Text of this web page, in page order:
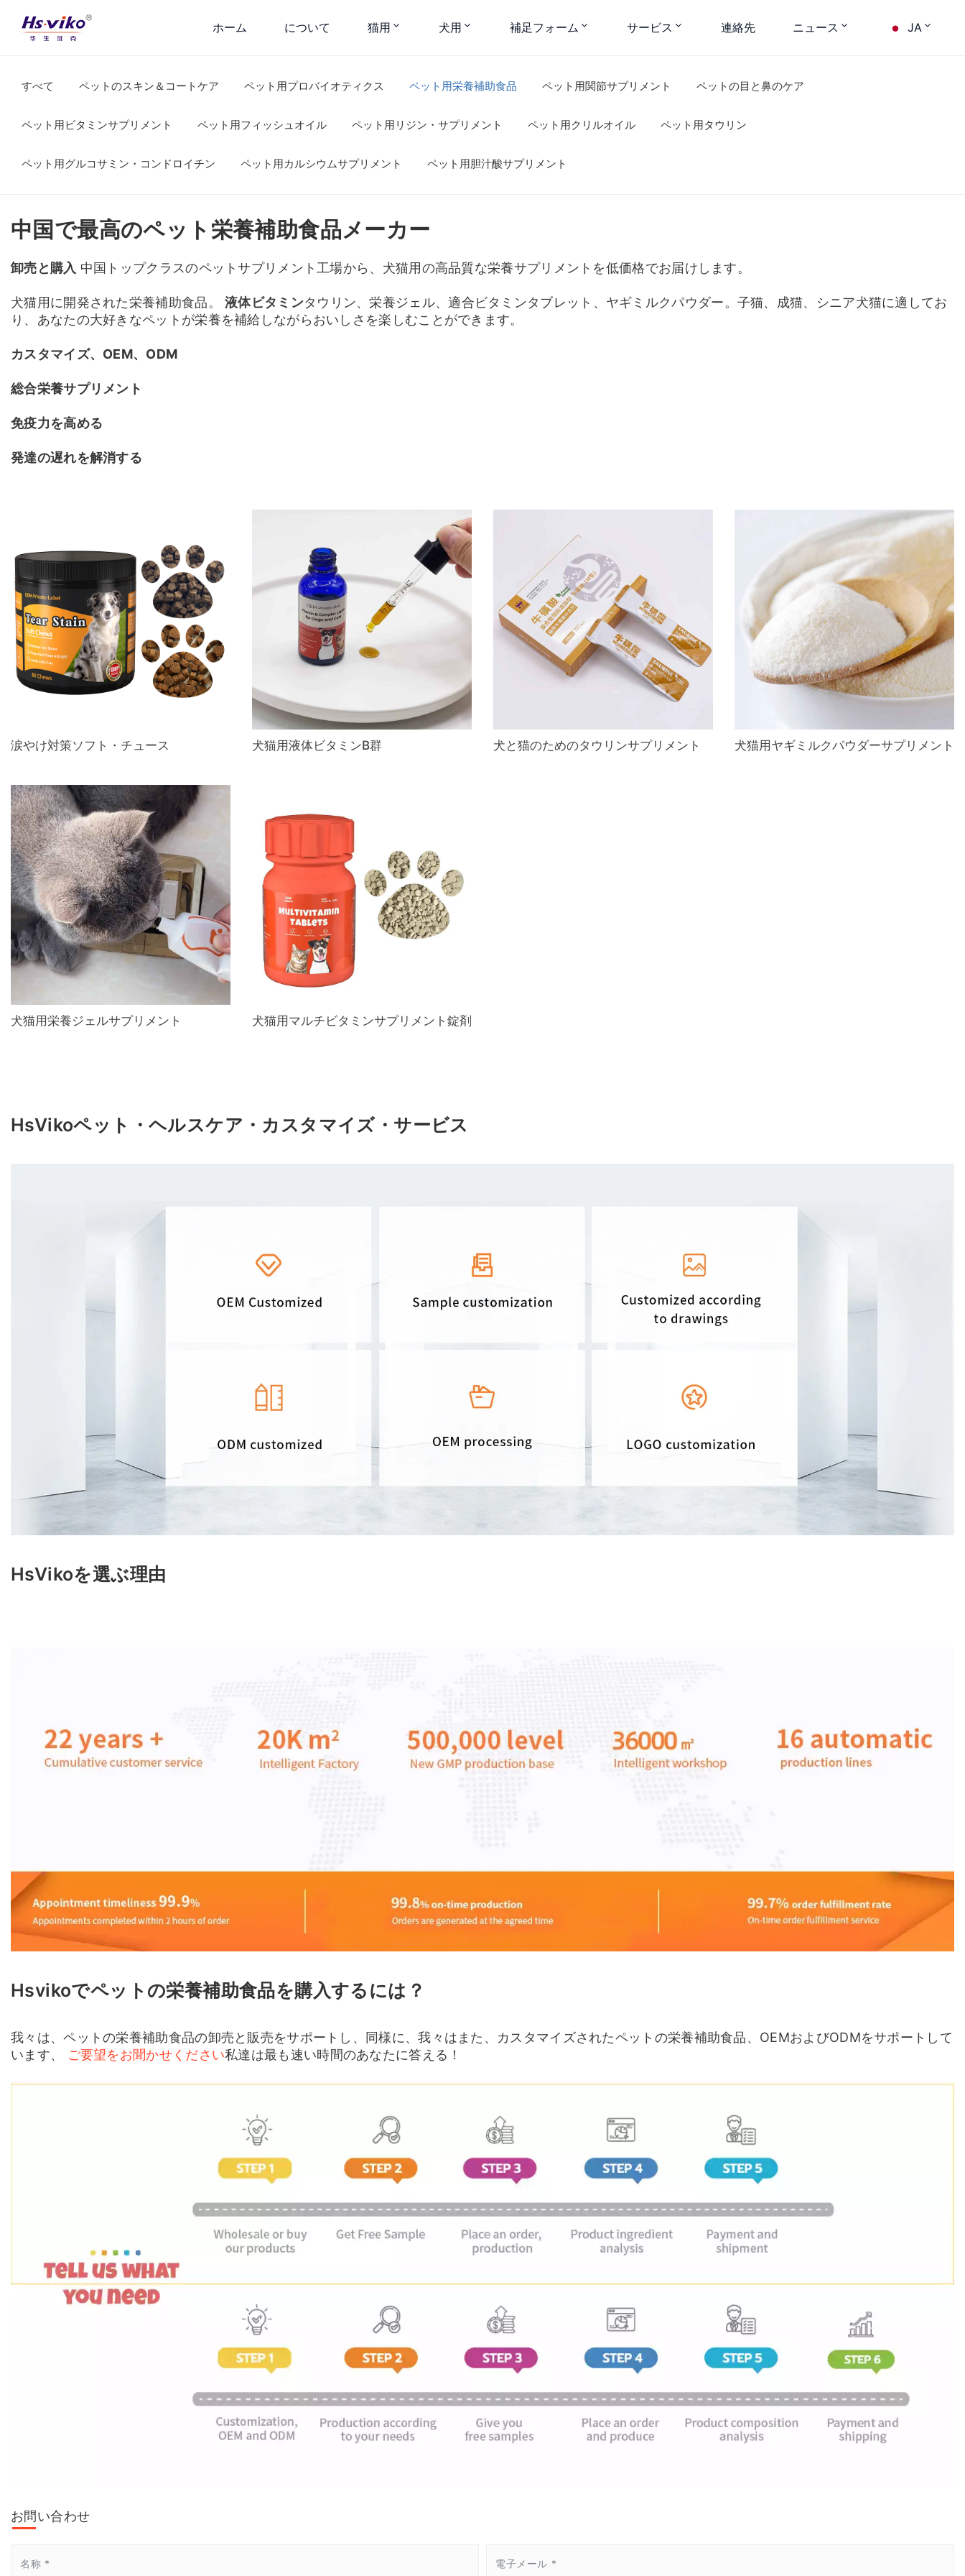
ホーム について 猫用 犬用 補足フォーム サービス 連絡先 ニュース JA
すべて ペットのスキン＆コートケア ペット用プロバイオティクス ペット用栄養補助食品 ペット用関節サプリメント ペットの目と鼻のケア
ペット用ビタミンサプリメント ペット用フィッシュオイル ペット用リジン・サプリメント ペット用クリルオイル ペット用タウリン
ペット用グルコサミン・コンドロイチン ペット用カルシウムサプリメント ペット用胆汁酸サプリメント
中国で最高のペット栄養補助食品メーカー
卸売と購入 中国トップクラスのペットサプリメント工場から、犬猫用の高品質な栄養サプリメントを低価格でお届けします。
犬猫用に開発された栄養補助食品。液体ビタミンタウリン、栄養ジェル、適合ビタミンタブレット、ヤギミルクパウダー。子猫、成猫、シニア犬猫に適してお
り、あなたの大好きなペットが栄養を補給しながらおいしさを楽しむことができます。
カスタマイズ、OEM、ODM
総合栄養サプリメント
免疫力を高める
発達の遅れを解消する
涙やけ対策ソフト・チュース 犬猫用液体ビタミンB群 犬と猫のためのタウリンサプリメント 犬猫用ヤギミルクパウダーサプリメント
犬猫用栄養ジェルサプリメント 犬猫用マルチビタミンサプリメント錠剤
HsVikoペット・ヘルスケア・カスタマイズ・サービス
HsVikoを選ぶ理由
Hsvikoでペットの栄養補助食品を購入するには？
我々は、ペットの栄養補助食品の卸売と販売をサポートし、同様に、我々はまた、カスタマイズされたペットの栄養補助食品、OEMおよびODMをサポートして
います、
ご要望をお聞かせください私達は最も速い時間のあなたに答える！
お問い合わせ